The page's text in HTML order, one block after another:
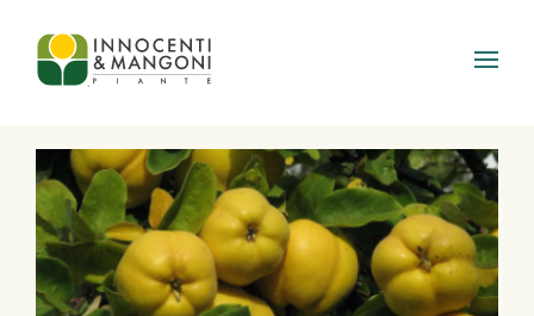
Skip to main content